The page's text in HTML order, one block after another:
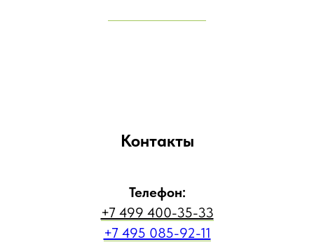
Контакты
Телефон:
+7 499 400-35-33
+7 495 085-92-11